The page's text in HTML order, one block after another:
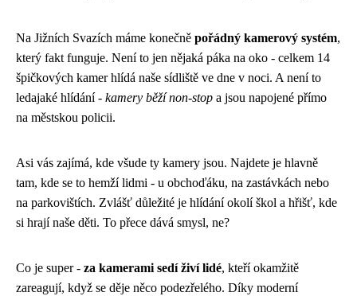
Na Jižních Svazích máme konečně pořádný kamerový systém,
který fakt funguje. Není to jen nějaká páka na oko - celkem 14
špičkových kamer hlídá naše sídliště ve dne v noci. A není to
ledajaké hlídání - kamery běží non-stop a jsou napojené přímo
na městskou policii.
Asi vás zajímá, kde všude ty kamery jsou. Najdete je hlavně
tam, kde se to hemží lidmi - u obchoďáku, na zastávkách nebo
na parkovištích. Zvlášť důležité je hlídání okolí škol a hřišť, kde
si hrají naše děti. To přece dává smysl, ne?
Co je super - za kamerami sedí živí lidé, kteří okamžitě
zareagují, když se děje něco podezřelého. Díky moderní